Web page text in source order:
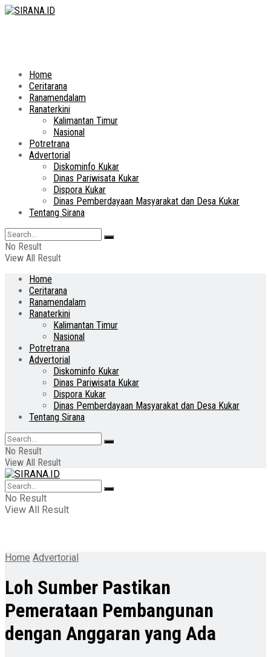
Home
Ceritarana
Ranamendalam
Ranaterkini
Kalimantan Timur
Nasional
Potretrana
Advertorial
Diskominfo Kukar
Dinas Pariwisata Kukar
Dispora Kukar
Dinas Pemberdayaan Masyarakat dan Desa Kukar
Tentang Sirana
No Result
View All Result
Home
Ceritarana
Ranamendalam
Ranaterkini
Kalimantan Timur
Nasional
Potretrana
Advertorial
Diskominfo Kukar
Dinas Pariwisata Kukar
Dispora Kukar
Dinas Pemberdayaan Masyarakat dan Desa Kukar
Tentang Sirana
No Result
View All Result
No Result
View All Result
Home Advertorial
Loh Sumber Pastikan
Pemerataan Pembangunan
dengan Anggaran yang Ada